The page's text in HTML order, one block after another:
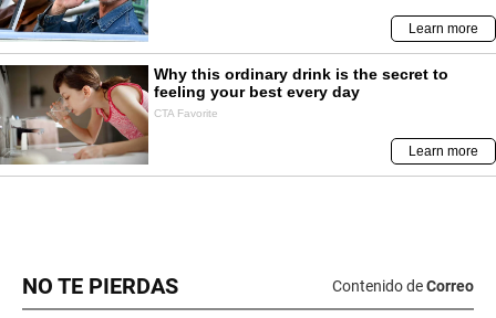
NO TE PIERDAS Contenido deCorreo